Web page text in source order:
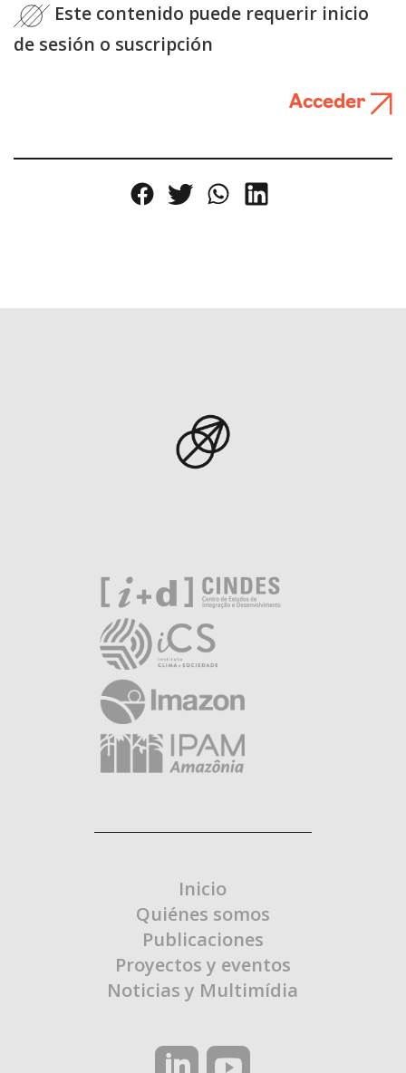
Este contenido puede requerir inicio
de sesión o suscripción
Acceder
Inicio
Quiénes somos
Publicaciones
Proyectos y eventos
Noticias y Multimídia